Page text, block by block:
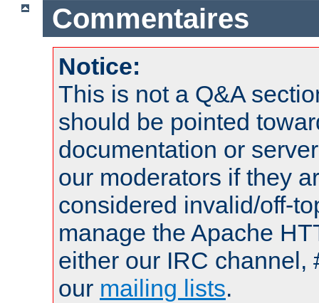
Commentaires
Notice:
This is not a Q&A
should be pointed
documentation or
our moderators if they
considered invalid/off-
manage the Apache
either our IRC channel,
our mailing lists.